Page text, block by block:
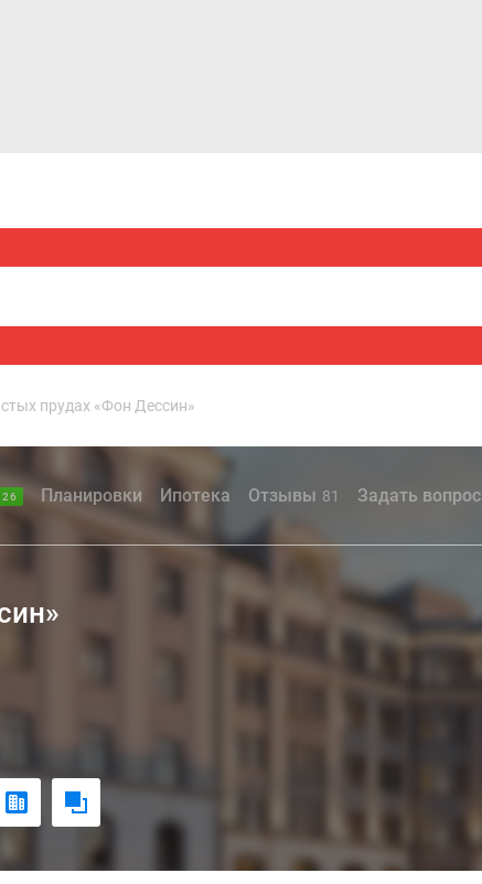
прудах «Фон Дессин»
Планировки Ипотека Отзывы 81 Задать вопрос